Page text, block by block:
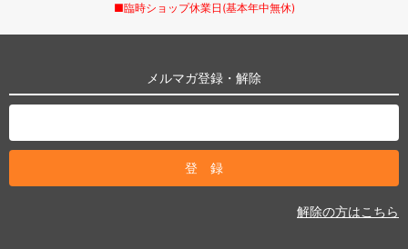
■臨時ショップ休業日(基本年中無休)
メルマガ登録・解除
解除の方はこちら